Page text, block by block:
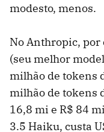
modesto, menos.
No Anthropic, por
(seu melhor
milhão de tokens
milhão de tokens
16,8 mi e R$ 84
3.5 Haiku, custa